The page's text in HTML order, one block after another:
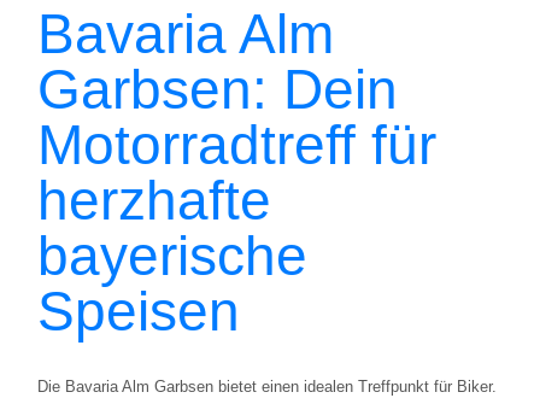
Bavaria Alm
Garbsen: Dein
Motorradtreff für
herzhafte
bayerische
Speisen
Die Bavaria Alm Garbsen bietet einen idealen Treffpunkt für Biker.